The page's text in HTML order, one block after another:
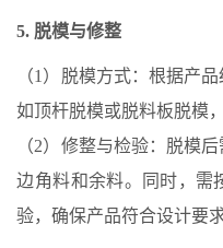
5. 脱模与修整
（1）脱模方式：根据产
如顶杆脱模或脱料板脱模
（2）修整与检验：脱模
边角料和余料。同时，需
验，确保产品符合设计要求